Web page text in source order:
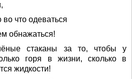
что одеваться
обнажаться!
стаканы за то, чтобы у
горя в жизни, сколько в
жидкости!